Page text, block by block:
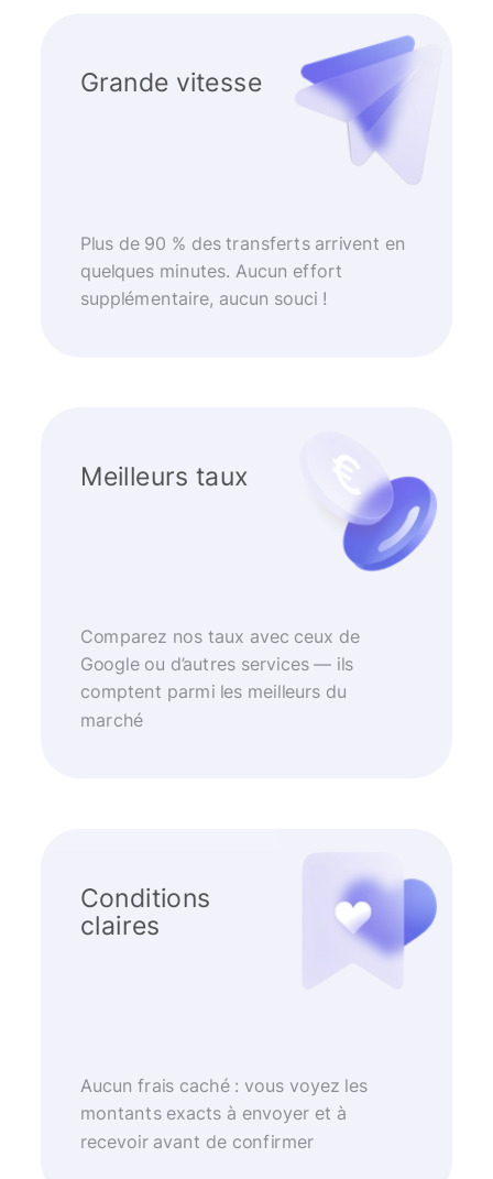
Grande vitesse
Plus de 90 % des transferts arrivent en
quelques minutes. Aucun effort
supplémentaire, aucun souci !
Meilleurs taux
Comparez nos taux avec ceux de
Google ou d’autres services — ils
comptent parmi les meilleurs du
marché
Conditions
claires
Aucun frais caché : vous voyez les
montants exacts à envoyer et à
recevoir avant de confirmer